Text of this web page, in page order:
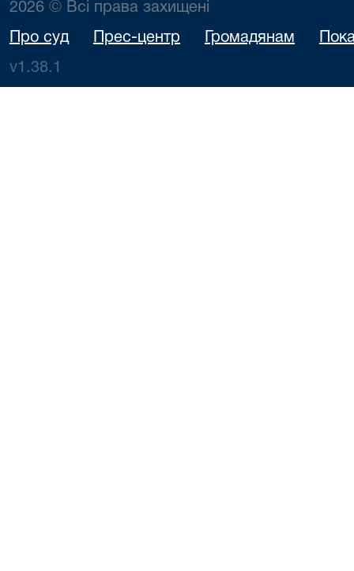
2026 © Всі права захищені
Про суд Прес-центр Громадянам
v1.38.1